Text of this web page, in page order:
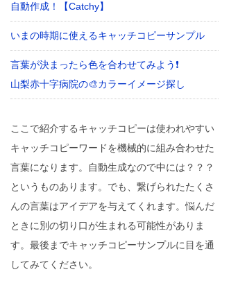
自動作成！【Catchy】
いまの時期に使えるキャッチコピーサンプル
言葉が決まったら色を合わせてみよう❗
山梨赤十字病院の🎨カラーイメージ探し
ここで紹介するキャッチコピーは使われやすい
キャッチコピーワードを機械的に組み合わせた
言葉になります。自動生成なので中には？？？
というものあります。でも、繋げられたたくさ
んの言葉はアイデアを与えてくれます。悩んだ
ときに別の切り口が生まれる可能性がありま
す。最後までキャッチコピーサンプルに目を通
してみてください。